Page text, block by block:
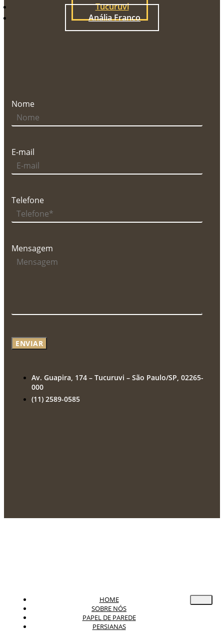
Tucuruvi
Anália Franco
Nome
E-mail
Telefone
Mensagem
ENVIAR
Av. Guapira, 174 – Tucuruvi – São Paulo/SP, 02265-
000
(11) 2589-0585
HOME
SOBRE NÓS
PAPEL DE PAREDE
PERSIANAS